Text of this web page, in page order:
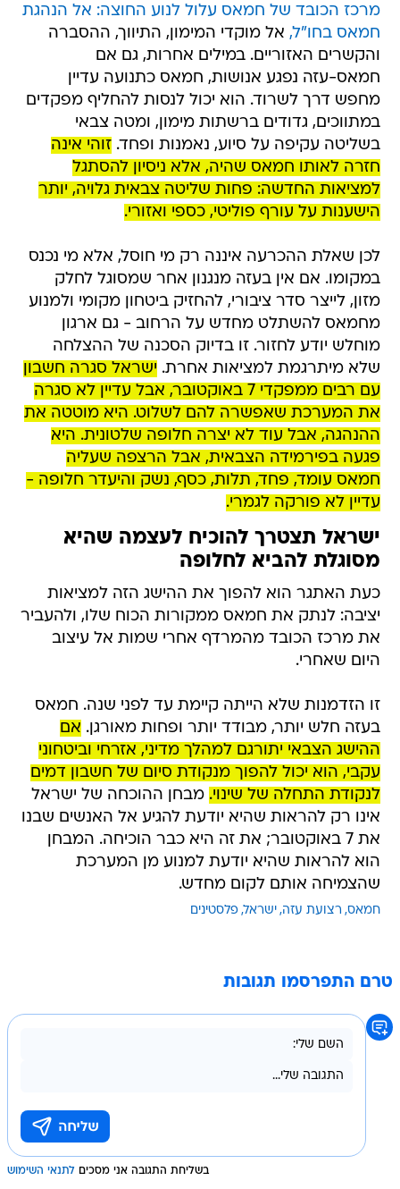
מרכז הכובד של חמאס עלול לנוע החוצה: אל הנהגת
חמאס בחו"ל, אל מוקדי המימון, התיווך, ההסברה
והקשרים האזוריים. במילים אחרות, גם אם
חמאס-עזה נפגע אנושות, חמאס כתנועה עדיין
מחפש דרך לשרוד. הוא יכול לנסות להחליף מפקדים
במתווכים, גדודים ברשתות מימון, ומטה צבאי
בשליטה עקיפה על סיוע, נאמנות ופחד.זוהי אינה
חזרה לאותו חמאס שהיה, אלא ניסיון להסתגל
למציאות החדשה: פחות שליטה צבאית גלויה, יותר
הישענות על עורף פוליטי, כספי ואזורי.
לכן שאלת ההכרעה איננה רק מי חוסל, אלא מי נכנס
במקומו. אם אין בעזה מנגנון אחר שמסוגל לחלק
מזון, לייצר סדר ציבורי, להחזיק ביטחון מקומי ולמנוע
מחמאס להשתלט מחדש על הרחוב - גם ארגון
מוחלש יודע לחזור. זו בדיוק הסכנה של ההצלחה
שלא מיתרגמת למציאות אחרת. ישראל סגרה חשבון
עם רבים ממפקדי 7 באוקטובר, אבל עדיין לא סגרה
את המערכת שאפשרה להם לשלוט. היא מוטטה את
ההנהגה, אבל עוד לא יצרה חלופה שלטונית. היא
פגעה בפירמידה הצבאית, אבל הרצפה שעליה
חמאס עומד, פחד, תלות, כסף, נשק והיעדר חלופה -
עדיין לא פורקה לגמרי.
ישראל תצטרך להוכיח לעצמה שהיא
מסוגלת להביא לחלופה
כעת האתגר הוא להפוך את ההישג הזה למציאות
יציבה: לנתק את חמאס ממקורות הכוח שלו, ולהעביר
את מרכז הכובד מהמרדף אחרי שמות אל עיצוב
היום שאחרי.
זו הזדמנות שלא הייתה קיימת עד לפני שנה. חמאס
בעזה חלש יותר, מבודד יותר ופחות מאורגן. אם
ההישג הצבאי יתורגם למהלך מדיני, אזרחי וביטחוני
עקבי, הוא יכול להפוך מנקודת סיום של חשבון דמים
לנקודת התחלה של שינוי. מבחן ההוכחה של ישראל
אינו רק להראות שהיא יודעת להגיע אל האנשים שבנו
את 7 באוקטובר; את זה היא כבר הוכיחה. המבחן
הוא להראות שהיא יודעת למנוע מן המערכת
שהצמיחה אותם לקום מחדש.
חמאס רצועת עזה ישראל פלסטינים
טרם התפרסמו תגובות
בשליחת התגובה אני מסכים לתנאי השימוש